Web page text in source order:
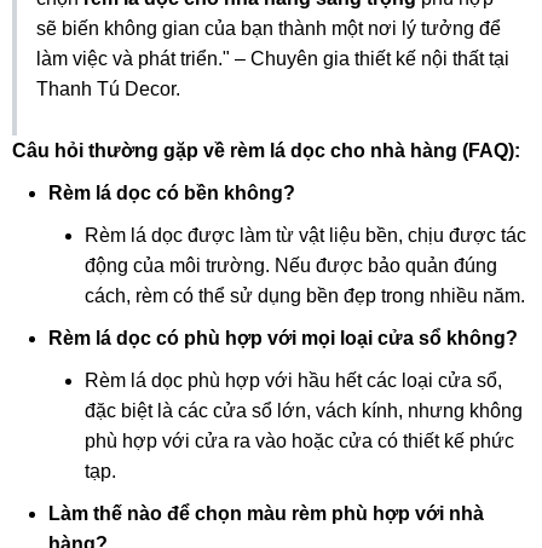
sẽ biến không gian của bạn thành một nơi lý tưởng để
làm việc và phát triển." – Chuyên gia thiết kế nội thất tại
Thanh Tú Decor.
Câu hỏi thường gặp về rèm lá dọc cho nhà hàng (FAQ):
Rèm lá dọc có bền không?
Rèm lá dọc được làm từ vật liệu bền, chịu được tác
động của môi trường. Nếu được bảo quản đúng
cách, rèm có thể sử dụng bền đẹp trong nhiều năm.
Rèm lá dọc có phù hợp với mọi loại cửa sổ không?
Rèm lá dọc phù hợp với hầu hết các loại cửa sổ,
đặc biệt là các cửa sổ lớn, vách kính, nhưng không
phù hợp với cửa ra vào hoặc cửa có thiết kế phức
tạp.
Làm thế nào để chọn màu rèm phù hợp với nhà
hàng?